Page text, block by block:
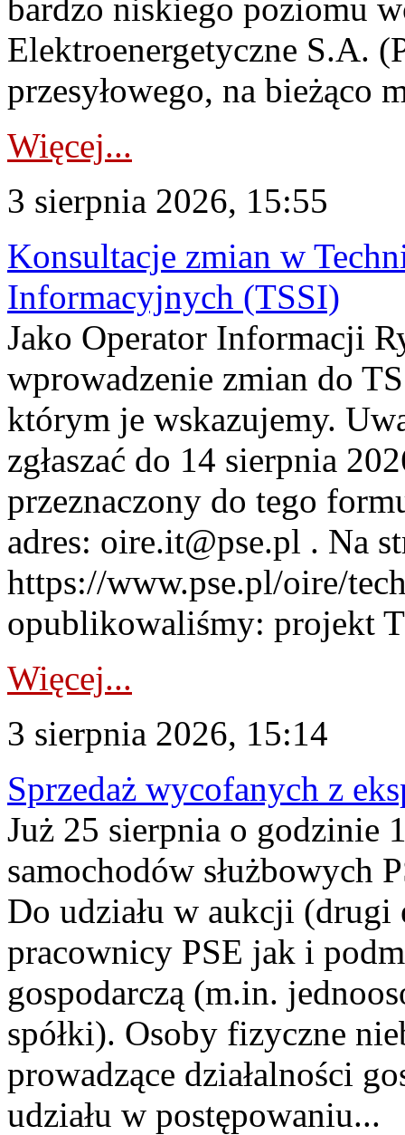
bardzo niskiego poziomu
Elektroenergetyczne S.A.
przesyłowego, na bieżąco
Więcej...
3 sierpnia 2026, 15:55
Konsultacje zmian w
Informacyjnych (TSSI)
Jako Operator Informacji
wprowadzenie zmian do
którym je wskazujemy.
zgłaszać do 14 sierpnia
przeznaczony do tego
adres: oire.it@pse.pl . Na
https://www.pse.pl/oire/
opublikowaliśmy: projekt
Więcej...
3 sierpnia 2026, 15:14
Sprzedaż wycofanych z
Już 25 sierpnia o godzinie
samochodów służbowych
Do udziału w aukcji (drugi
pracownicy PSE jak i
gospodarczą (m.in.
spółki). Osoby fizyczne
prowadzące działalności
udziału w postępowaniu...